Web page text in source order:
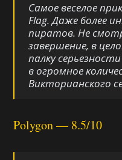
Самое веселое
Flag. Даже более
пиратов. Не
завершение, в
палку
в огромное
Викторианского
Polygon — 8.5/10